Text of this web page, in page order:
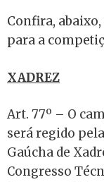
Confira,
para a
XADREZ
Art. 77º – O
será regido
Gaúcha de
Congresso